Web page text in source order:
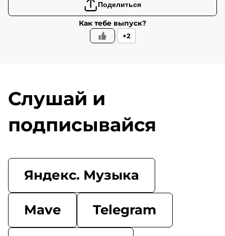
Поделиться
Как тебе выпуск?
+2
Слушай и
подписывайся
Яндекс. Музыка
Mave Telegram